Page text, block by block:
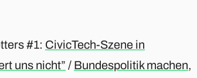
#1: CivicTech-Szene in
uns nicht” / Bundespolitik machen,